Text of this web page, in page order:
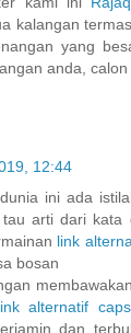
kalangan
yang
anda, calon
12:44
ini ada
arti dari kata
link
bosan
alternatif
dan